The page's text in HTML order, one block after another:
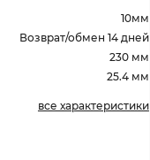
10мм
Возврат/обмен 14 дней
230 мм
25.4 мм
все характеристики